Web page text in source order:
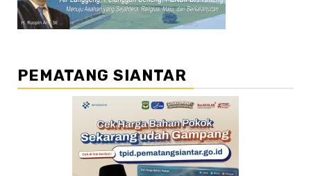
PEMATANG SIANTAR